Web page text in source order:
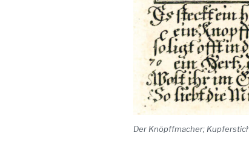
Der Knöpffmacher;